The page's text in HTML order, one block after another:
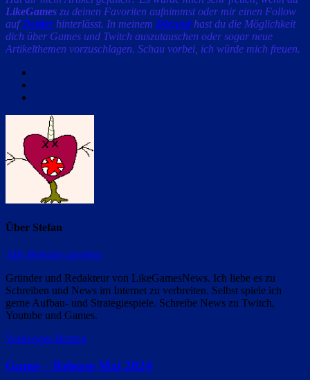
LikeGames zu deinen Favoriten aufnimmst oder mir einen Follow
aufTwitter hinterlässt. In meinem Discord hast du die Möglichkeit
dich über Games und Twitch auszutauschen oder sogar neue
Artikelthemen vorzuschlagen. Schau vorbei, ich würde mich freuen.
Über Stefan
Alle Beiträge ansehen
Gründer und Redakteur von LikeGamesNews. Ich liebe es zu
Schreiben und News im Internet zu verbreiten. Selbst spiele ich
gerne Aufbau- und Strategiespiele. Schreibe News zu Twitch,
Youtube und Games.
Beitragsnavigation
Vorheriger Beitrag
Game – Release Mai 2024